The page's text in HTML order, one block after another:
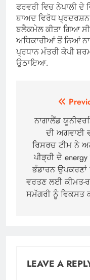
ਫਰਵਰੀ ਵਿਚ ਨੇਪਾਲੀ
ਬਾਅਦ ਵਿਰੋਧ ਪ੍ਰਦਰਸ਼ਨ
ਬਲੈਕਮੇਲ ਕੀਤਾ ਗਿਆ
ਅਧਿਕਾਰੀਆਂ ਤੋਂ ਨਿਆਂ
ਪ੍ਰਧਾਨ ਮੰਤਰੀ ਕੇਪੀ
ਉਠਾਇਆ.
ਨਾਗਾਲੈਂਡ
ਦੀ ਅਗਵਾਈ
ਰਿਸਰਚ ਟੀਮ ਨੇ
ਪੀੜ੍ਹੀ ਦੇ energy
ਭੰਡਾਰਨ ਉਪਕਰਣਾਂ
ਵਰਤਣ ਲਈ ਕੀਮਤ-
ਸਮੱਗਰੀ ਨੂੰ ਵਿਕਸਤ
LEAVE A